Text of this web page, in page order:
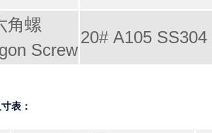
角螺
Screw
20# A105
表：